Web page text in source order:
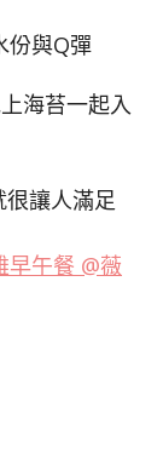
份與Q彈
海苔一起入
讓人滿足